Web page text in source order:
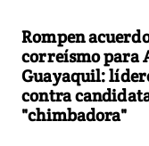
Rompen
correísmo para
Guayaquil:
contra
"chimbadora"